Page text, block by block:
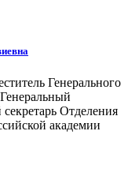
Генерального
Отделения
академии